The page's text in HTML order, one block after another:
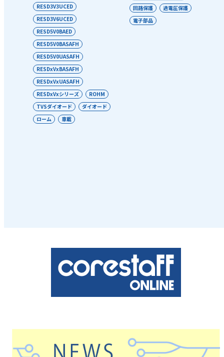
RESD3V3UCED
RESD3V6UCED
RESD5V0BAED
RESD5V0BASAFH
RESD5V0UASAFH
RESDxVxBASAFH
RESDxVxUASAFH
RESDxVxシリーズ
ROHM
TVSダイオード
ダイオード
ローム
車載
回路保護
過電圧保護
電子部品